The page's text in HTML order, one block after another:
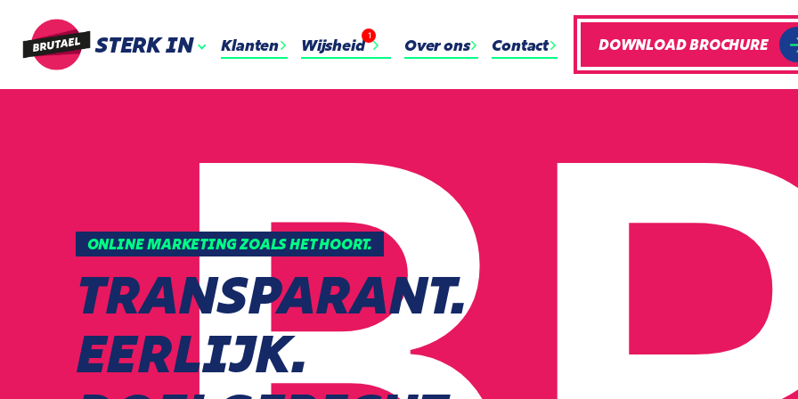
STERK IN Klanten Wijsheid
1
Over ons Contact DOWNLOAD BROCHURE
ONLINE MARKETING ZOALS HET HOORT.
TRANSPARANT.
EERLIJK.